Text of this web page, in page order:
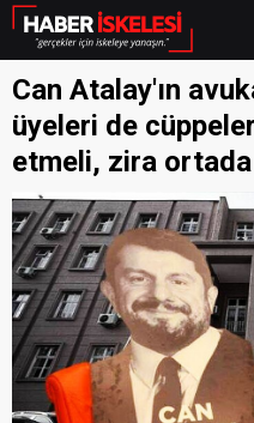
Can Atalay'ın
üyeleri de
etmeli, zira ortada